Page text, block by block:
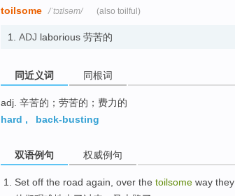
toilsome /ˈtɔɪlsəm/ (also toilful)
1. ADJ laborious 劳苦的
同近义词 同根词
adj. 辛苦的；劳苦的；费力的
hard , back-busting
双语例句 权威例句
Set off the road again , over the toilsome way they